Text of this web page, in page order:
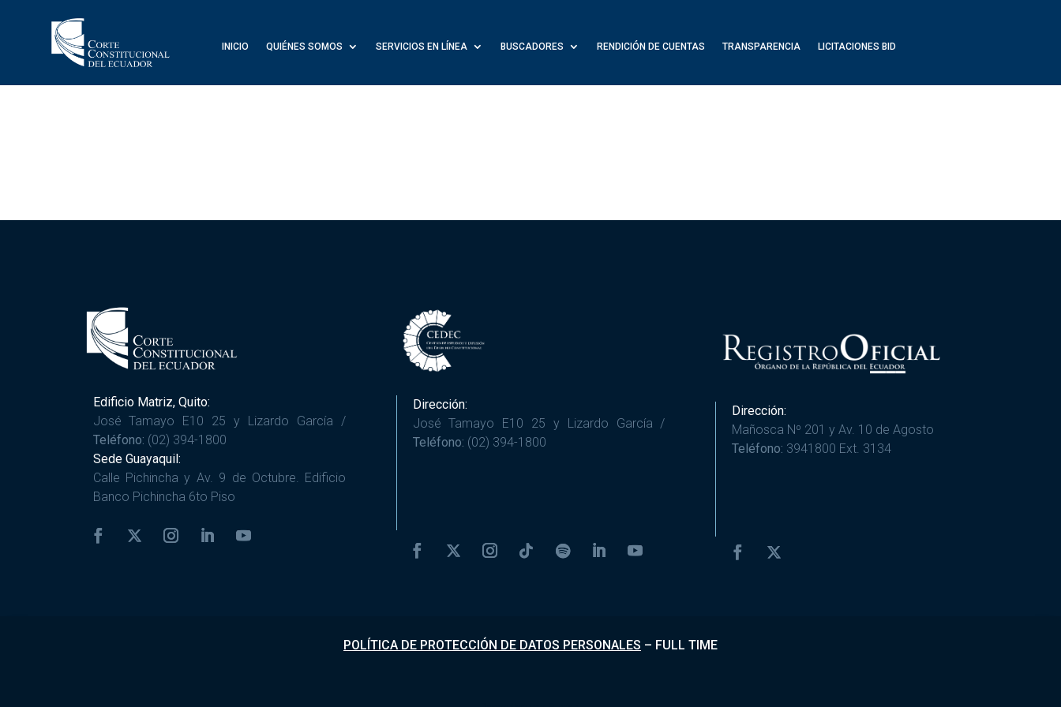
INICIO QUIÉNES SOMOS SERVICIOS EN LÍNEA BUSCADORES RENDICIÓN DE CUENTAS TRANSPARENCIA LICITACIONES BID
Edificio Matriz, Quito:
José Tamayo E10 25 y Lizardo García /
Teléfono: (02) 394-1800
Sede Guayaquil:
Calle Pichincha y Av. 9 de Octubre. Edificio
Banco Pichincha 6to Piso
Dirección:
José Tamayo E10 25 y Lizardo García /
Teléfono: (02) 394-1800
Dirección:
Mañosca Nº 201 y Av. 10 de Agosto
Teléfono: 3941800 Ext. 3134
POLÍTICA DE PROTECCIÓN DE DATOS PERSONALES – FULL TIME